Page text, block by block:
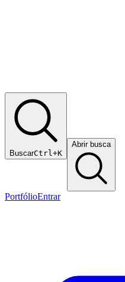
BuscarCtrl+K
Abrir busca
PortfólioEntrar